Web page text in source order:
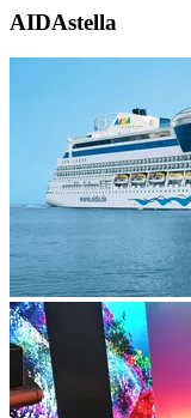
AIDAstella